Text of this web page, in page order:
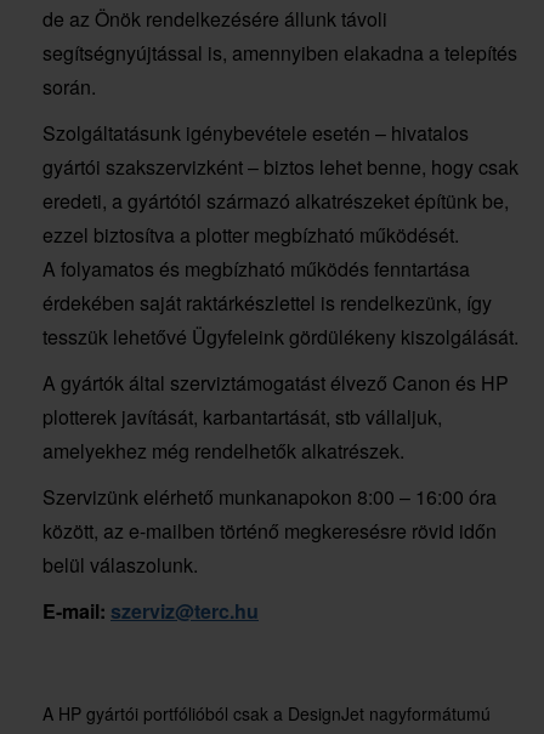
de az Önök rendelkezésére állunk távoli
segítségnyújtással is, amennyiben elakadna a telepítés
során.
Szolgáltatásunk igénybevétele esetén – hivatalos
gyártói szakszervizként – biztos lehet benne, hogy csak
eredeti, a gyártótól származó alkatrészeket építünk be,
ezzel biztosítva a plotter megbízható működését.
A folyamatos és megbízható működés fenntartása
érdekében saját raktárkészlettel is rendelkezünk, így
tesszük lehetővé Ügyfeleink gördülékeny kiszolgálását.
A gyártók által szerviztámogatást élvező Canon és HP
plotterek javítását, karbantartását, stb vállaljuk,
amelyekhez még rendelhetők alkatrészek.
Szervizünk elérhető munkanapokon 8:00 – 16:00 óra
között, az e-mailben történő megkeresésre rövid időn
belül válaszolunk.
E-mail: szerviz@terc.hu
A HP gyártói portfólióból csak a DesignJet nagyformátumú